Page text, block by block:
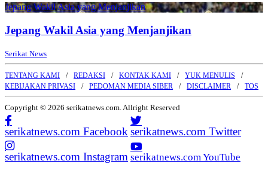
Jepang Wakil Asia yang Menjanjikan
Jepang Wakil Asia yang Menjanjikan
Serikat News
TENTANG KAMI REDAKSI KONTAK KAMI
YUK MENULIS
KEBIJAKAN PRIVASI
PEDOMAN MEDIA SIBER DISCLAIMER TOS
Copyright © 2026 serikatnews.com. Allright Reserved
serikatnews.com Facebook serikatnews.com Twitter
serikatnews.com Instagram serikatnews.com YouTube